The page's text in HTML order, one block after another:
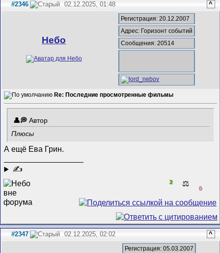
#2346 02.12.2025, 01:48 ^
Небо
Регистрация: 20.12.2007
Адрес: Горизонт событий
Сообщения: 20514
Re: Последние просмотренные фильмы
Автор
Плюсы
А ещё Ева Грин.
✍
2 ⚖️
0
#2347 02.12.2025, 02:02 ^
Регистрация: 05.03.2007